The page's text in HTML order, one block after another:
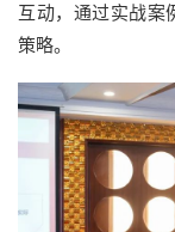
互动，通过实战案
策略。